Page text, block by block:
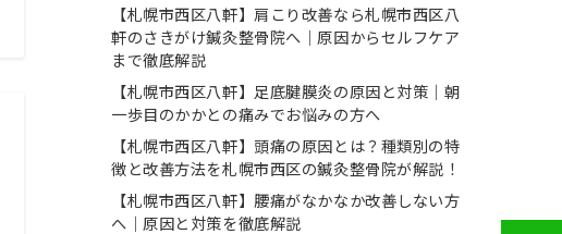
【札幌市西区八軒】肩こり改善なら札幌市西区八
軒のさきがけ鍼灸整骨院へ｜原因からセルフケア
まで徹底解説
【札幌市西区八軒】足底腱膜炎の原因と対策｜朝
一歩目のかかとの痛みでお悩みの方へ
【札幌市西区八軒】頭痛の原因とは？種類別の特
徴と改善方法を札幌市西区の鍼灸整骨院が解説！
【札幌市西区八軒】腰痛がなかなか改善しない方
へ｜原因と対策を徹底解説